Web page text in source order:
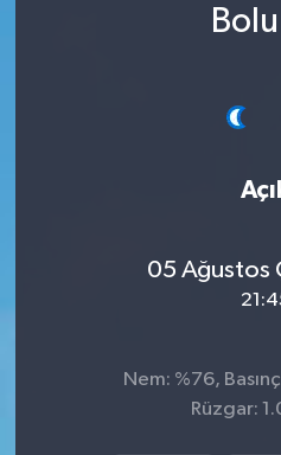
Bolu
05 Ağustos
Nem: %76,
Rüzgar:
Kültür ve Sanat